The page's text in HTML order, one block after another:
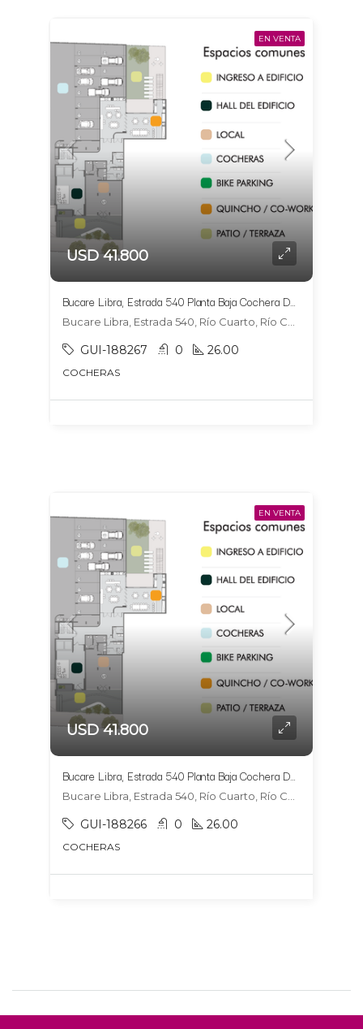
EN VENTA
USD 41.800
Bucare Libra, Estrada 540 Planta Baja Cochera DOBLE 12 y 13
GUI-188267 0 26.00
COCHERAS
EN VENTA
USD 41.800
Bucare Libra, Estrada 540 Planta Baja Cochera DOBLE 10 y 11
GUI-188266 0 26.00
COCHERAS